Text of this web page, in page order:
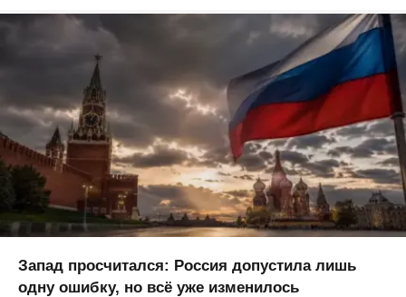
Запад просчитался: Россия допустила лишь
одну ошибку, но всё уже изменилось